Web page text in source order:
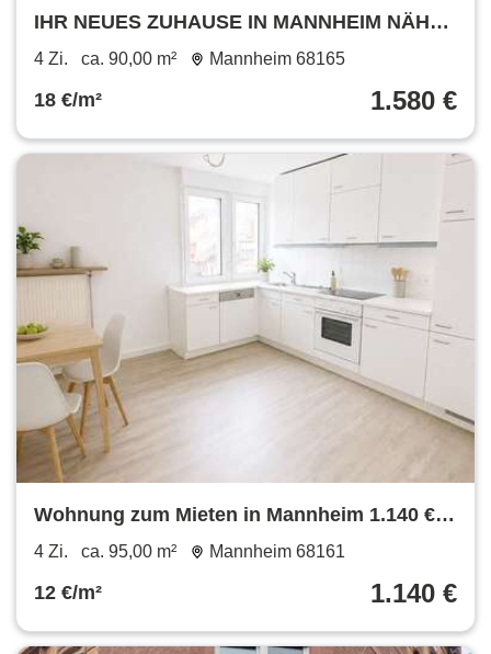
IHR NEUES ZUHAUSE IN MANNHEIM NÄHE
WASSERTURM: HOCHWERTIGE 3-ZIMMER-
4 Zi. ca. 90,00 m² Mannheim 68165
18 €/m² 1.580 €
Wohnung zum Mieten in Mannheim 1.140 €
95 m²
4 Zi. ca. 95,00 m² Mannheim 68161
12 €/m² 1.140 €